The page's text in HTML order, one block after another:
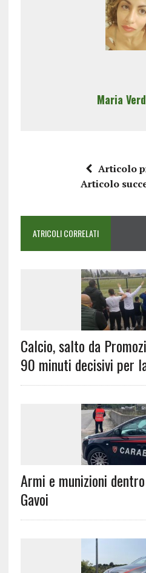
Maria
Articolo
Articolo
ATRICOLI CORRELATI
Calcio, salto da
90 minuti decisivi per
Armi e munizioni
Gavoi